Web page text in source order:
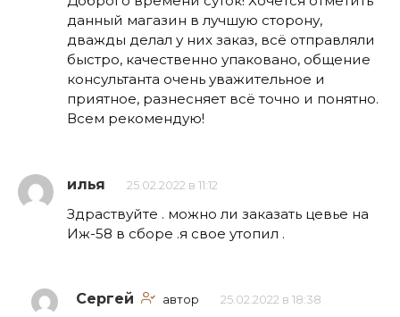
данный магазин в лучшую сторону,
дважды делал у них заказ, всё отправляли
быстро, качественно упаковано, общение
консультанта очень уважительное и
приятное, разнесняет всё точно и понятно.
Всем рекомендую!
илья 25.02.2022 в 11:12
Здраствуйте . можно ли заказать цевье на
Иж-58 в сборе .я свое утопил .
Сергей автор 25.02.2022 в 18:38